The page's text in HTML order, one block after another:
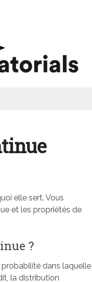
elle sert. Vous
et les propriétés de
?
dans laquelle
la distribution